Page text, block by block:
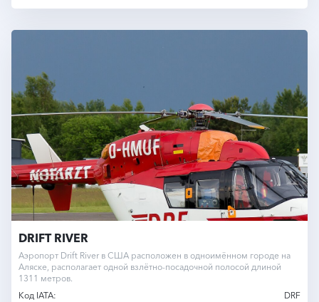
DRIFT RIVER
Аэропорт Drift River в США расположен в одноимённом городе на
Аляске, располагает одной взлётно-посадочной полосой длиной
1311 метров.
Код IATA:
DRF